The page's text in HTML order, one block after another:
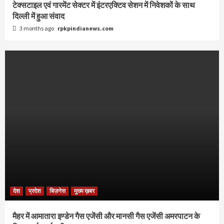
टेक्सटाइल एवं गारमेंट सेक्टर में इंटरएक्टिव सेशन में निवेशकों के साथ
दिल्ली में हुआ संवाद
3 months ago rpkpindianews.com
देश प्रदेश बिज़नेस मुख्य ख़बर
मैहर में आमातारा इण्डेन गैस एजेंसी और मानसी गैस एजेंसी अमरपाटन के